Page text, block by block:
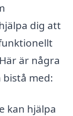
dig att
är några
med:
kan hjälpa